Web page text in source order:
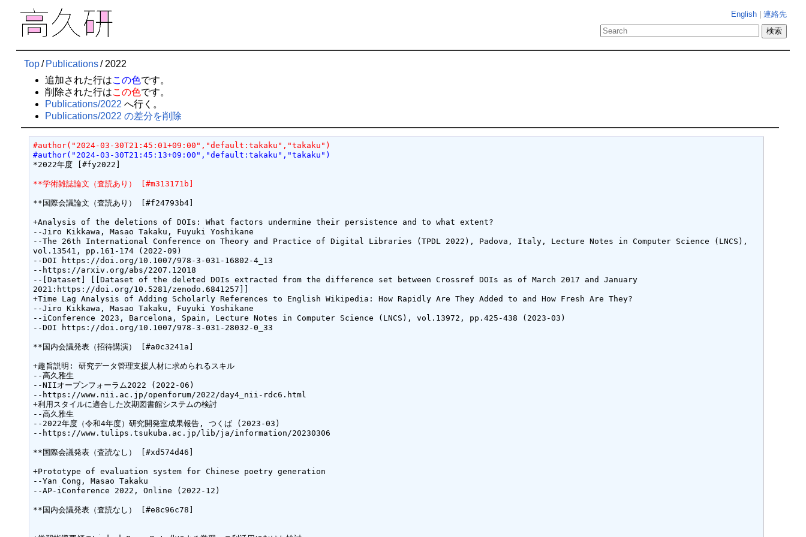
English |連絡先
Top/ Publications / 2022
追加された行はこの色です。
削除された行はこの色です。
Publications/2022 へ行く。
Publications/2022 の差分を削除
#author("2024-03-30T21:45:01+09:00","default:takaku","takaku")
#author("2024-03-30T21:45:13+09:00","default:takaku","takaku")
*2022年度 [#fy2022]
**学術雑誌論文（査読あり） [#m313171b]
**国際会議論文（査読あり） [#f24793b4]
+Analysis of the deletions of DOIs: What factors undermine their persistence and to what extent?
--Jiro Kikkawa, Masao Takaku, Fuyuki Yoshikane
--The 26th International Conference on Theory and Practice of Digital Libraries (TPDL 2022), Padova, Italy, Lecture Notes in Computer Science (LNCS),
vol.13541, pp.161-174 (2022-09)
--DOI https://doi.org/10.1007/978-3-031-16802-4_13
--https://arxiv.org/abs/2207.12018
--[Dataset] [[Dataset of the deleted DOIs extracted from the difference set between Crossref DOIs as of March 2017 and January
2021:https://doi.org/10.5281/zenodo.6841257]]
+Time Lag Analysis of Adding Scholarly References to English Wikipedia: How Rapidly Are They Added to and How Fresh Are They?
--Jiro Kikkawa, Masao Takaku, Fuyuki Yoshikane
--iConference 2023, Barcelona, Spain, Lecture Notes in Computer Science (LNCS), vol.13972, pp.425-438 (2023-03)
--DOI https://doi.org/10.1007/978-3-031-28032-0_33
**国内会議発表（招待講演） [#a0c3241a]
+趣旨説明: 研究データ管理支援人材に求められるスキル
--高久雅生
--NIIオープンフォーラム2022 (2022-06)
--https://www.nii.ac.jp/openforum/2022/day4_nii-rdc6.html
+利用スタイルに適合した次期図書館システムの検討
--高久雅生
--2022年度（令和4年度）研究開発室成果報告, つくば (2023-03)
--https://www.tulips.tsukuba.ac.jp/lib/ja/information/20230306
**国際会議発表（査読なし） [#xd574d46]
+Prototype of evaluation system for Chinese poetry generation
--Yan Cong, Masao Takaku
--AP-iConference 2022, Online (2022-12)
**国内会議発表（査読なし） [#e8c96c78]